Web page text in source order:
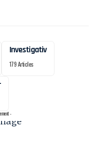
Investigativ
179 Articles
-